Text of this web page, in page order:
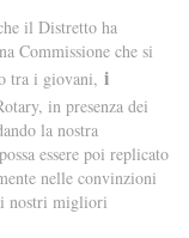
il Distretto ha
Commissione che si
tra i giovani, i
in presenza dei
la nostra
essere poi replicato
nelle convinzioni
nostri migliori